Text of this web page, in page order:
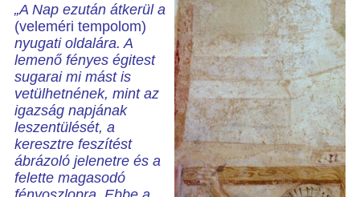
„A Nap ezután átkerül a
(veleméri tempolom)
nyugati oldalára. A
lemenő fényes égitest
sugarai mi mást is
vetülhetnének, mint az
igazság napjának
leszentülését, a
keresztre feszítést
ábrázoló jelenetre és a
felette magasodó